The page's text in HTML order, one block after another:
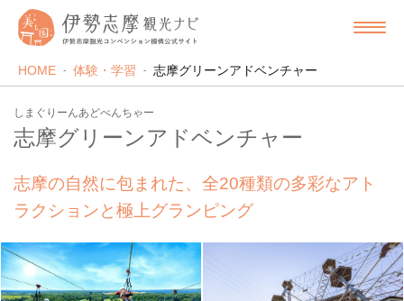
HOME 体験・学習 志摩グリーンアドベンチャー
しまぐりーんあどべんちゃー
志摩グリーンアドベンチャー
志摩の自然に包まれた、全20種類の多彩なアト
ラクションと極上グランピング